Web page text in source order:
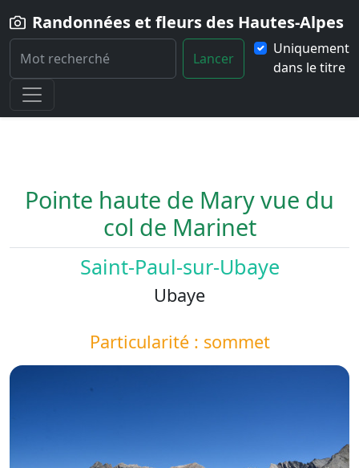
Randonnées et fleurs des Hautes-Alpes
Lancer
Uniquement
dans le titre
Home
Paysage
Pointe-haute-de-Mary-vue-du-col-de-Marinet
Pointe haute de Mary vue du
col de Marinet
Saint-Paul-sur-Ubaye
Ubaye
Particularité : sommet